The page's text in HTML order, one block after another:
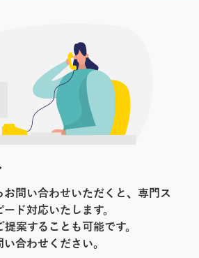
お問い合わせいただくと、専門ス
ド対応いたします。
案することも可能です。
合わせください。